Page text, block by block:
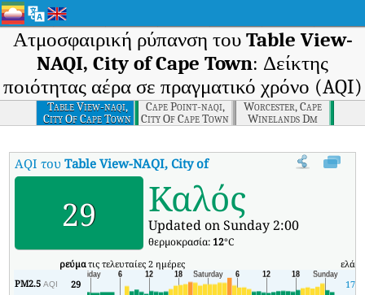
Ατμοσφαιρική ρύπανση του Table View-
NAQI, City of Cape Town: Δείκτης
ποιότητας αέρα σε πραγματικό χρόνο (AQI)
Table View-naqi,
City Of Cape Town
Cape Point-naqi,
City Of Cape Town
Worcester, Cape
Winelands Dm
AQI τουTable View-NAQI, City of Cape Town Δείκτης
29 Καλός
Updated on Sunday 2:00
θερμοκρασία: 12°C
ρεύματις τελευταίες 2 ημέρες ελάχ
PM2.5AQI 29 17